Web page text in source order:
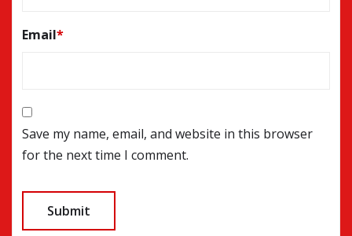
Email*
Save my name, email, and website in this browser
for the next time I comment.